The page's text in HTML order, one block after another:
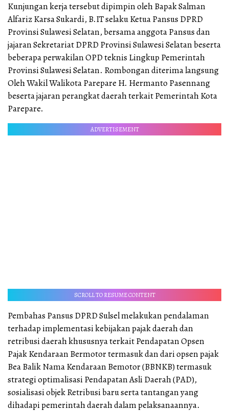
Kunjungan kerja tersebut dipimpin oleh Bapak Salman
Alfariz Karsa Sukardi, B.IT selaku Ketua Pansus DPRD
Provinsi Sulawesi Selatan, bersama anggota Pansus dan
jajaran Sekretariat DPRD Provinsi Sulawesi Selatan beserta
beberapa perwakilan OPD teknis Lingkup Pemerintah
Provinsi Sulawesi Selatan. Rombongan diterima langsung
Oleh Wakil Walikota Parepare H. Hermanto Pasennang
beserta jajaran perangkat daerah terkait Pemerintah Kota
Parepare.
ADVERTISEMENT
SCROLL TO RESUME CONTENT
Pembahas Pansus DPRD Sulsel melakukan pendalaman
terhadap implementasi kebijakan pajak daerah dan
retribusi daerah khususnya terkait Pendapatan Opsen
Pajak Kendaraan Bermotor termasuk dan dari opsen pajak
Bea Balik Nama Kendaraan Bemotor (BBNKB) termasuk
strategi optimalisasi Pendapatan Asli Daerah (PAD),
sosialisasi objek Retribusi baru serta tantangan yang
dihadapi pemerintah daerah dalam pelaksanaannya.